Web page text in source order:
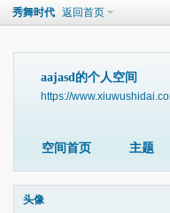
秀舞时代 返回首页
aajasd的个人空间
https://
空间首页 主题
头像